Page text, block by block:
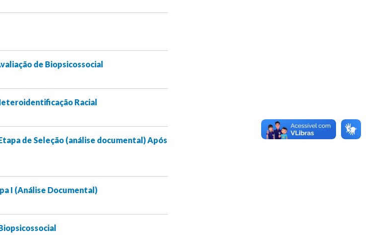
de Biopsicossocial
Racial
de Seleção (análise documental) Após
I (Análise Documental)